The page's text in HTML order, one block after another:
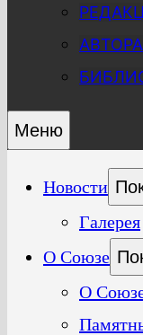
Меню
Новости
Галерея
О Союзе
О